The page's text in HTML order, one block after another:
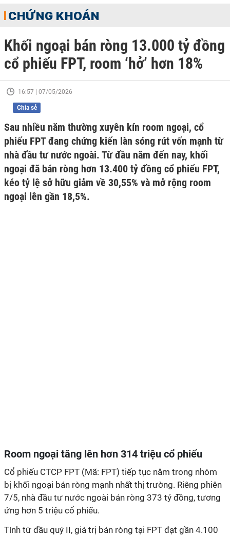
CHỨNG KHOÁN
Khối ngoại bán ròng 13.000 tỷ đồng
cổ phiếu FPT, room ‘hở’ hơn 18%
16:57 | 07/05/2026
Chia sẻ
Sau nhiều năm thường xuyên kín room ngoại, cổ
phiếu FPT đang chứng kiến làn sóng rút vốn mạnh từ
nhà đầu tư nước ngoài. Từ đầu năm đến nay, khối
ngoại đã bán ròng hơn 13.400 tỷ đồng cổ phiếu FPT,
kéo tỷ lệ sở hữu giảm về 30,55% và mở rộng room
ngoại lên gần 18,5%.
Room ngoại tăng lên hơn 314 triệu cổ phiếu
Cổ phiếu CTCP FPT (Mã: FPT) tiếp tục nằm trong nhóm
bị khối ngoại bán ròng mạnh nhất thị trường. Riêng phiên
7/5, nhà đầu tư nước ngoài bán ròng 373 tỷ đồng, tương
ứng hơn 5 triệu cổ phiếu.
Tính từ đầu quý II, giá trị bán ròng tại FPT đạt gần 4.100